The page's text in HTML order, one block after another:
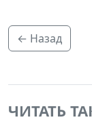
← Назад
ЧИТАТЬ